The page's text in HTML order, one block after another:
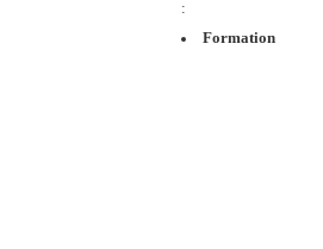
:
Formation